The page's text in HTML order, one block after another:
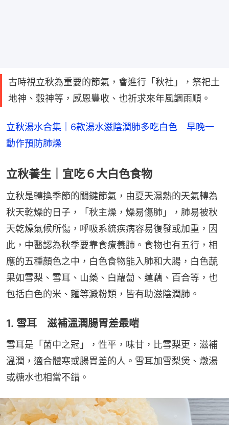
古時視立秋為重要的節氣，會進行「秋社」，祭祀土
地神、穀神等，感恩豐收、也祈求來年風調雨順。
立秋湯水合集｜6款湯水滋陰潤肺多吃白色　早晚一
動作預防肺燥
立秋養生｜宜吃６大白色食物
立秋是轉換季節的關鍵節氣，由夏天濕熱的天氣轉為
秋天乾燥的日子，「秋主燥，燥易傷肺」，肺易被秋
天乾燥氣候所傷，呼吸系統疾病容易復發或加重，因
此，中醫認為秋季要靠食療養肺。食物也有五行，相
應的五種顏色之中，白色食物能入肺和大腸，白色蔬
果如雪梨、雪耳、山藥、白蘿蔔、蓮藕、百合等，也
包括白色的米、麵等澱粉類，皆有助滋陰潤肺。
1. 雪耳 滋補溫潤腸胃差最啱
雪耳是「菌中之冠」，性平，味甘，比雪梨更，滋補
溫潤，適合體寒或腸胃差的人。雪耳加雪梨煲、燉湯
或糖水也相當不錯。